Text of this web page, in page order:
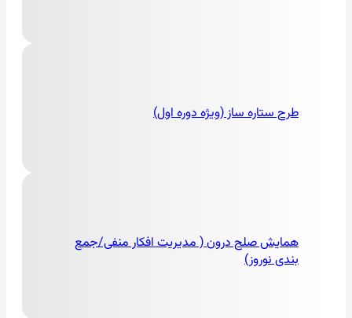
طرح ستاره ساز (ویژه دوره اول)
همایش صلح درون ( مدیریت افکار منفی/جمع
بندی نوروز)